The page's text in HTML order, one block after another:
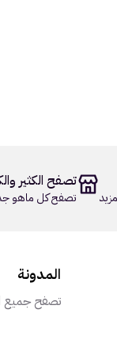
تصفح الكثير
تصفح كل ماهو
المدونة
تصفح جميع